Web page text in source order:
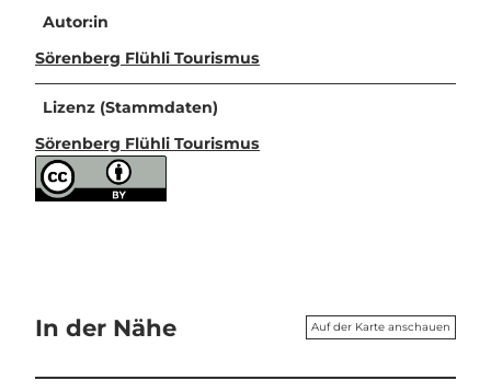
Autor:in
Sörenberg Flühli Tourismus
Lizenz (Stammdaten)
Sörenberg Flühli Tourismus
In der Nähe Auf der Karte anschauen